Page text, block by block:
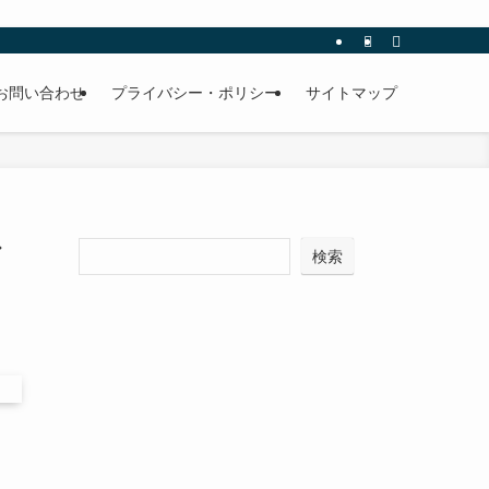
問い合わせ プライバシー・ポリシー サイトマップ
検索